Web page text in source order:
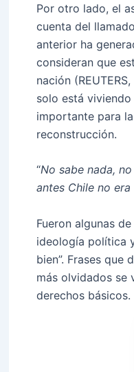
Por otro lado, el
cuenta del
anterior ha
consideran que
nación
solo está
importante para
reconstrucción.
“No sabe nada,
antes Chile no era
Fueron algunas
ideología política
bien”. Frases
más olvidados se
derechos básicos.